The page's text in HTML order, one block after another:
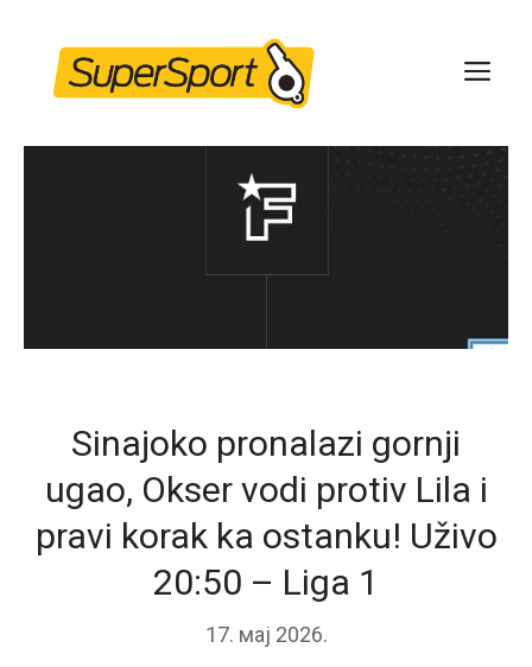
content
Sinajoko pronalazi gornji
ugao, Okser vodi protiv Lila i
pravi korak ka ostanku! Uživo
20:50 – Liga 1
17. мај 2026.